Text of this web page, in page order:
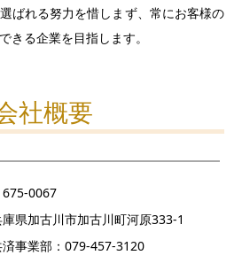
ばれる努力を惜しまず、常にお客様の
きる企業を目指します。
社概要
675-0067
県加古川市加古川町河原333-1
済事業部：079-457-3120